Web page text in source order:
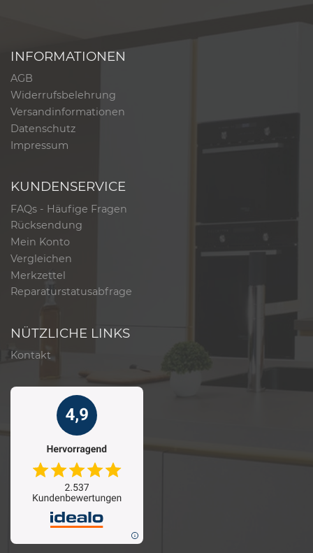
INFORMATIONEN
AGB
Widerrufsbelehrung
Versandinformationen
Datenschutz
Impressum
KUNDENSERVICE
FAQs - Häufige Fragen
Rücksendung
Mein Konto
Vergleichen
Merkzettel
Reparaturstatusabfrage
NÜTZLICHE LINKS
Kontakt